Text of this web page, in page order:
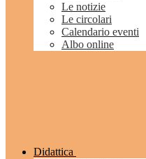
Le notizie
Le circolari
Calendario eventi
Albo online
Didattica